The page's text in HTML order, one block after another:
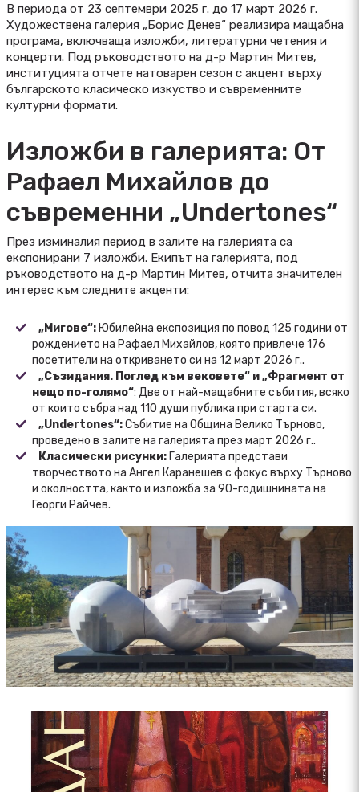
В периода от 23 септември 2025 г. до 17 март 2026 г.
Художествена галерия „Борис Денев“ реализира мащабна
програма, включваща изложби, литературни четения и
концерти. Под ръководството на д-р Мартин Митев,
институцията отчете натоварен сезон с акцент върху
българското класическо изкуство и съвременните
културни формати.
Изложби в галерията: От
Рафаел Михайлов до
съвременни „Undertones“
През изминалия период в залите на галерията са
експонирани 7 изложби. Екипът на галерията, под
ръководството на д-р Мартин Митев, отчита значителен
интерес към следните акценти:
„Мигове“: Юбилейна експозиция по повод 125 години от
рождението на Рафаел Михайлов, която привлече 176
посетители на откриването си на 12 март 2026 г..
„Съзидания. Поглед към вековете“ и „Фрагмент от
нещо по-голямо“: Две от най-мащабните събития, всяко
от които събра над 110 души публика при старта си.
„Undertones“:Събитие на Община Велико Търново,
проведено в залите на галерията през март 2026 г..
Класически рисунки: Галерията представи
творчеството на Ангел Каранешев с фокус върху Търново
и околността, както и изложба за 90-годишнината на
Георги Райчев.